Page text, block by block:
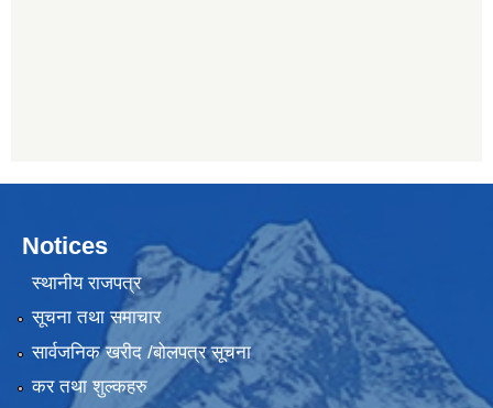
Notices
स्थानीय राजपत्र
सूचना तथा समाचार
सार्वजनिक खरीद /बोलपत्र सूचना
कर तथा शुल्कहरु